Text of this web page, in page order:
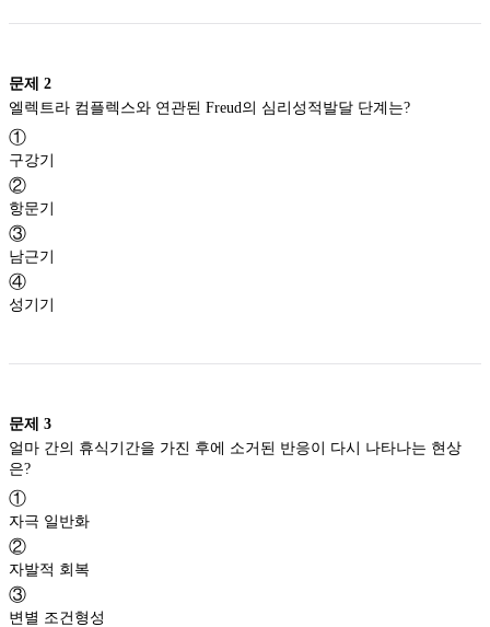
문제 2
①
구강기
②
항문기
③
남근기
④
성기기
문제 3
얼마 간의 휴식기간을 가진 후에 소거된 반응이 다시 나타나는 현상
①
자극 일반화
②
자발적 회복
③
변별 조건형성